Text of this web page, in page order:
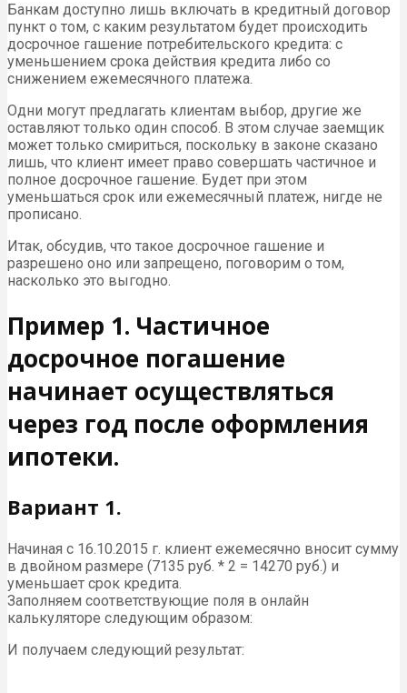
Банкам доступно лишь включать в кредитный договор
пункт о том, с каким результатом будет происходить
досрочное гашение потребительского кредита: с
уменьшением срока действия кредита либо со
снижением ежемесячного платежа.
Одни могут предлагать клиентам выбор, другие же
оставляют только один способ. В этом случае заемщик
может только смириться, поскольку в законе сказано
лишь, что клиент имеет право совершать частичное и
полное досрочное гашение. Будет при этом
уменьшаться срок или ежемесячный платеж, нигде не
прописано.
Итак, обсудив, что такое досрочное гашение и
разрешено оно или запрещено, поговорим о том,
насколько это выгодно.
Пример 1. Частичное
досрочное погашение
начинает осуществляться
через год после оформления
ипотеки.
Вариант 1.
Начиная с 16.10.2015 г. клиент ежемесячно вносит сумму
в двойном размере (7135 руб. * 2 = 14270 руб.) и
уменьшает срок кредита.
Заполняем соответствующие поля в онлайн
калькуляторе следующим образом:
И получаем следующий результат: